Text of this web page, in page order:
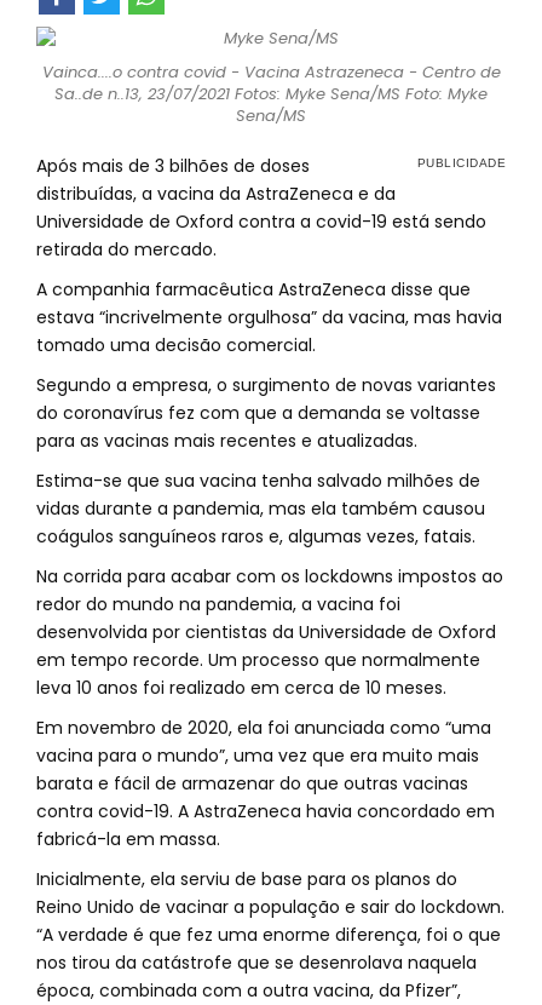
Vainca....o contra covid - Vacina Astrazeneca - Centro de
Sa..de n..13, 23/07/2021 Fotos: Myke Sena/MS Foto: Myke
Sena/MS
Após mais de 3 bilhões de doses
distribuídas, a vacina da AstraZeneca e da
Universidade de Oxford contra a covid-19 está sendo
retirada do mercado.
A companhia farmacêutica AstraZeneca disse que
estava “incrivelmente orgulhosa” da vacina, mas havia
tomado uma decisão comercial.
Segundo a empresa, o surgimento de novas variantes
do coronavírus fez com que a demanda se voltasse
para as vacinas mais recentes e atualizadas.
Estima-se que sua vacina tenha salvado milhões de
vidas durante a pandemia, mas ela também causou
coágulos sanguíneos raros e, algumas vezes, fatais.
Na corrida para acabar com os lockdowns impostos ao
redor do mundo na pandemia, a vacina foi
desenvolvida por cientistas da Universidade de Oxford
em tempo recorde. Um processo que normalmente
leva 10 anos foi realizado em cerca de 10 meses.
Em novembro de 2020, ela foi anunciada como “uma
vacina para o mundo”, uma vez que era muito mais
barata e fácil de armazenar do que outras vacinas
contra covid-19. A AstraZeneca havia concordado em
fabricá-la em massa.
Inicialmente, ela serviu de base para os planos do
Reino Unido de vacinar a população e sair do lockdown.
“A verdade é que fez uma enorme diferença, foi o que
nos tirou da catástrofe que se desenrolava naquela
época, combinada com a outra vacina, da Pfizer”,